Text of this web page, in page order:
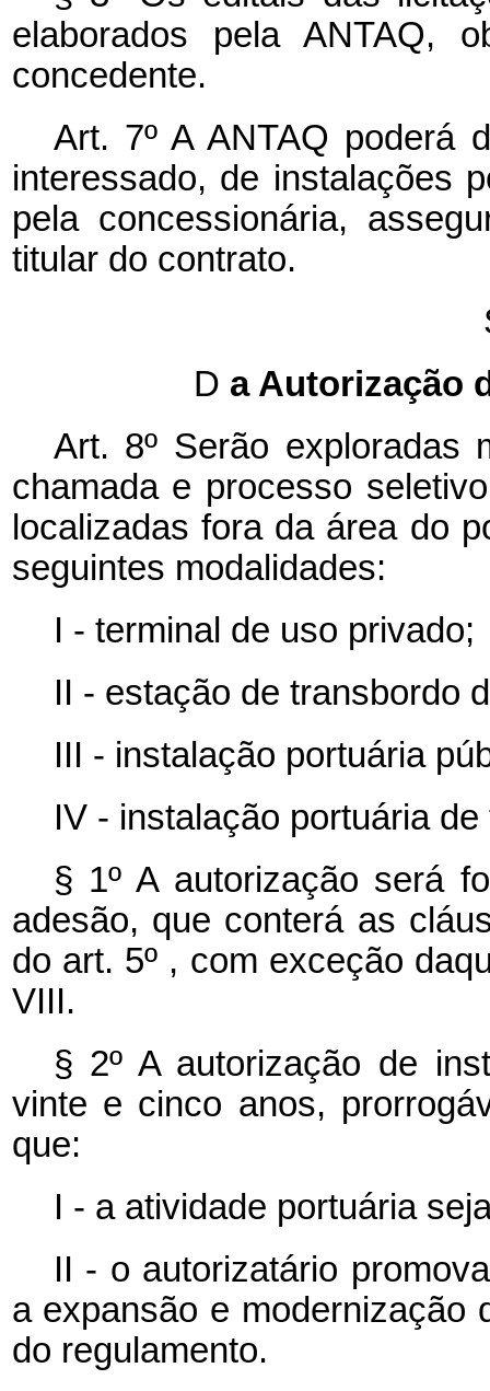
elaborados pela ANTAQ,
concedente.
Art. 7º A ANTAQ poderá
interessado, de instalações
pela concessionária,
titular do contrato.
D a Autorização
Art. 8º Serão exploradas
chamada e processo
localizadas fora da área do
seguintes modalidades:
I - terminal de uso privado;
II - estação de transbordo
III - instalação portuária
IV - instalação portuária de
§ 1º A autorização será
adesão, que conterá as
do art. 5º , com exceção
VIII.
§ 2º A autorização de
vinte e cinco anos,
que:
I - a atividade portuária
II - o autorizatário
a expansão e modernização
do regulamento.